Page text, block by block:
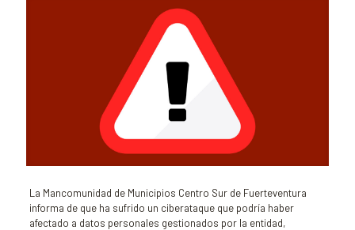
La Mancomunidad de Municipios Centro Sur de Fuerteventura
informa de que ha sufrido un ciberataque que podría haber
afectado a datos personales gestionados por la entidad,